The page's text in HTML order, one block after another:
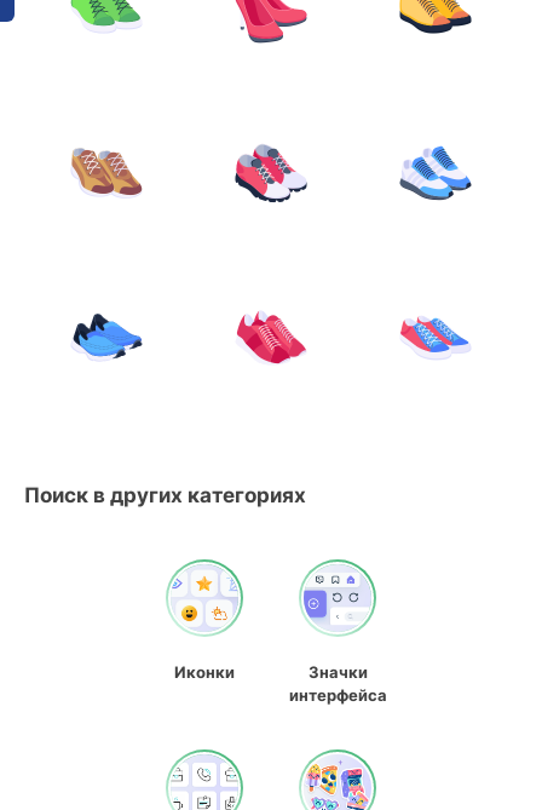
Поиск в других категориях
Иконки
Значки
интерфейса